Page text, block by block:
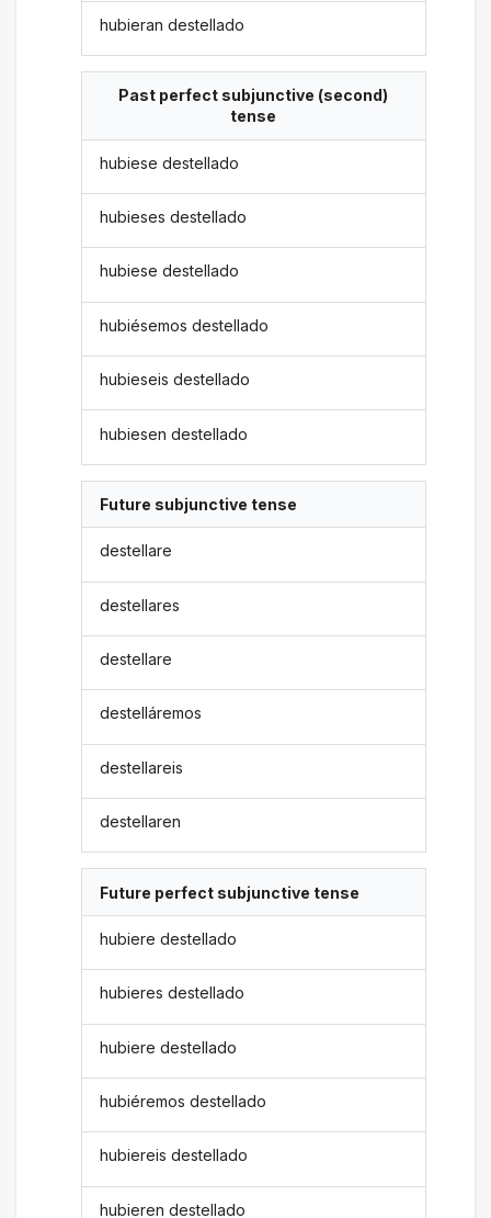
hubieran destellado
Past perfect subjunctive (second)
tense
hubiese destellado
hubieses destellado
hubiese destellado
hubiésemos destellado
hubieseis destellado
hubiesen destellado
Future subjunctive tense
destellare
destellares
destellare
destelláremos
destellareis
destellaren
Future perfect subjunctive tense
hubiere destellado
hubieres destellado
hubiere destellado
hubiéremos destellado
hubiereis destellado
hubieren destellado